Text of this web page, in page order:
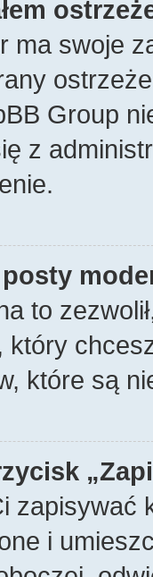
ma swoje
Group
z
to
które są
zapisywać
i